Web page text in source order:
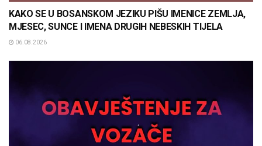
KAKO SE U BOSANSKOM JEZIKU PIŠU IMENICE ZEMLJA,
MJESEC, SUNCE I IMENA DRUGIH NEBESKIH TIJELA
06.08.2026